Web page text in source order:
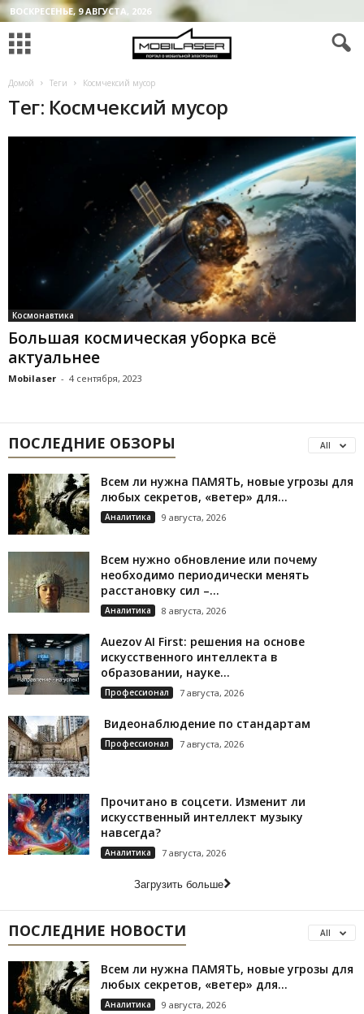
ВОСКРЕСЕНЬЕ, 9 АВГУСТА, 2026
Домой Теги Космчексий мусор
Тег: Космчексий мусор
Космонавтика
Большая космическая уборка всё
актуальнее
Mobilaser - 4 сентября, 2023
ПОСЛЕДНИЕ ОБЗОРЫ All
Всем ли нужна ПАМЯТЬ, новые угрозы для
любых секретов, «ветер» для...
Аналитика 9 августа, 2026
Всем нужно обновление или почему
необходимо периодически менять
расстановку сил –...
Аналитика 8 августа, 2026
Auezov AI First: решения на основе
искусственного интеллекта в
образовании, науке...
Профессионал 7 августа, 2026
Видеонаблюдение по стандартам
Профессионал 7 августа, 2026
Прочитано в соцсети. Изменит ли
искусственный интеллект музыку
навсегда?
Аналитика 7 августа, 2026
Загрузить больше
ПОСЛЕДНИЕ НОВОСТИ All
Всем ли нужна ПАМЯТЬ, новые угрозы для
любых секретов, «ветер» для...
Аналитика 9 августа, 2026